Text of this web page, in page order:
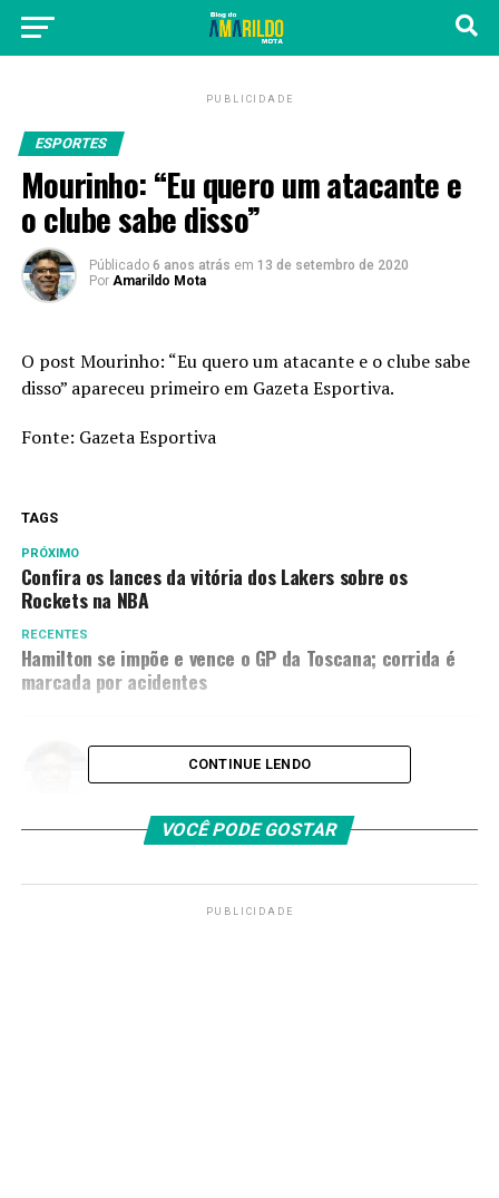
PUBLICIDADE
ESPORTES
Mourinho: “Eu quero um atacante e
o clube sabe disso”
Públicado 6 anos atrás em 13 de setembro de 2020
Por Amarildo Mota
O post Mourinho: “Eu quero um atacante e o clube sabe
disso”apareceu primeiro em Gazeta Esportiva.
Fonte: Gazeta Esportiva
TAGS
PRÓXIMO
Confira os lances da vitória dos Lakers sobre os
Rockets na NBA
RECENTES
Hamilton se impõe e vence o GP da Toscana; corrida é
marcada por acidentes
Amarildo MotaCONTINUE LENDO
VOCÊ PODE GOSTAR
PUBLICIDADE